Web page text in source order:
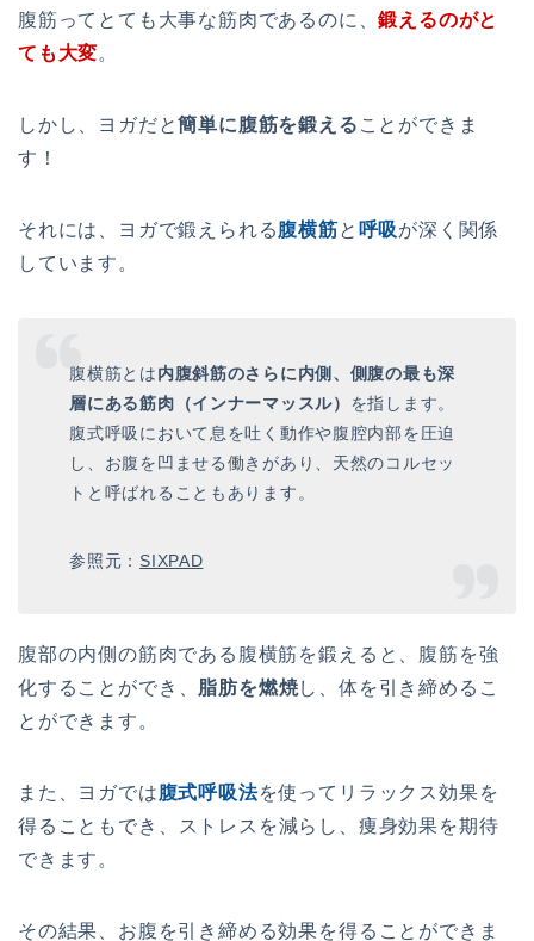
腹筋ってとても大事な筋肉であるのに、鍛えるのがと
ても大変。
しかし、ヨガだと簡単に腹筋を鍛える ことができま
す！
それには、ヨガで鍛えられる腹横筋と 呼吸が深く関係
しています。
腹横筋とは内腹斜筋のさらに内側、側腹の最も深
層にある筋肉（インナーマッスル） を指します。
腹式呼吸において息を吐く動作や腹腔内部を圧迫
し、お腹を凹ませる働きがあり、天然のコルセッ
トと呼ばれることもあります。
参照元： SIXPAD
腹部の内側の筋肉である腹横筋を鍛 え る と 腹筋を強
化す る こ と ができ 脂肪を燃焼し 、体を引 き締め る こ
と ができ ます 。
ま た 、ヨガでは腹式呼吸法を使 っ て リ ラ ック ス効果を
得る こ と も でき スト レ ス を減ら し 痩身効果を期待
でき ます 。
その結果 お腹 を引き締める効果を得る こ と ができ ま